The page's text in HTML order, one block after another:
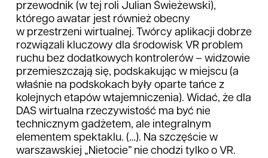
przewodnik (w tej roli Julian Świeżewski),
którego awatar jest również obecny
w przestrzeni wirtualnej. Twórcy aplikacji dobrze
rozwiązali kluczowy dla środowisk VR problem
ruchu bez dodatkowych kontrolerów – widzowie
przemieszczają się, podskakując w miejscu (a
właśnie na podskokach były oparte tańce z
kolejnych etapów wtajemniczenia). Widać, że dla
DAS wirtualna rzeczywistość ma być nie
technicznym gadżetem, ale integralnym
elementem spektaklu. (…). Na szczęście w
warszawskiej „Nietocie” nie chodzi tylko o VR.